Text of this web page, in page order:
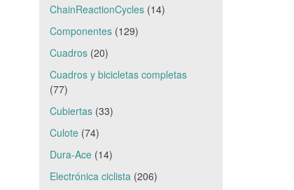
ChainReactionCycles(14)
Componentes(129)
Cuadros(20)
Cuadros y bicicletas completas
(77)
Cubiertas(33)
Culote(74)
Dura-Ace(14)
Electrónica ciclista(206)